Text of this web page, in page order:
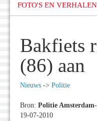
FOTO'S EN VERHALEN
Bakfiets
(86) aan
Nieuws -> Politie
Bron: Politie
19-07-2010